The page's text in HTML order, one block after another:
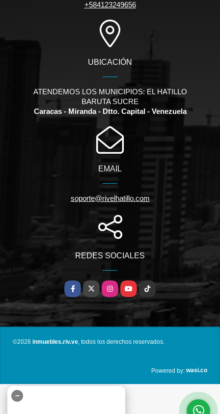
+584123249656
UBICACIÓN
ATENDEMOS LOS MUNICIPIOS: EL HATILLO
BARUTA SUCRE
Caracas - Miranda - Dtto. Capital - Venezuela
EMAIL
soporte@rivelhatillo.com
REDES SOCIALES
Facebook
X InstagramYouTubeTikTok
©2026 inmuebles.riv.ve, todos los derechos reservados.
Powered by: wasi.co
−